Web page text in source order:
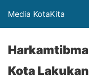
Media KotaKita
Kota